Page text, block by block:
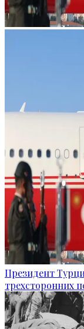
Президент
трехсторонних